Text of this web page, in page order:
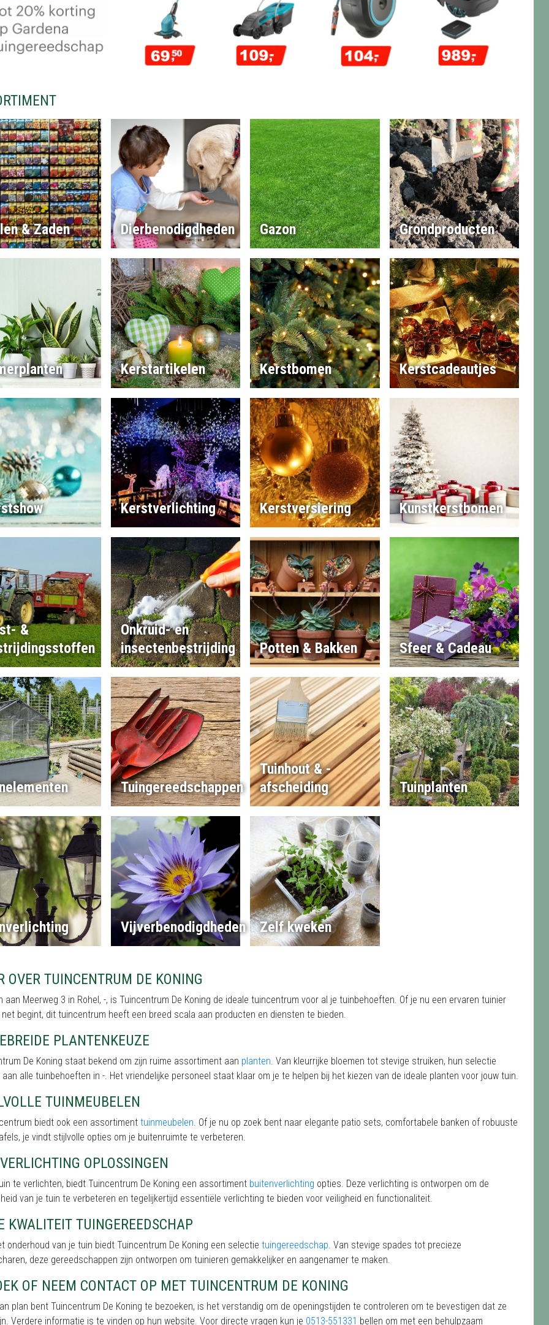
& Zaden Dierbenodigdheden Gazon Grondproducten
Kerstartikelen Kerstbomen Kerstcadeautjes
Kerstverlichting Kerstversiering Kunstkerstbomen
&
Onkruid- en
insectenbestrijding
Potten & Bakken Sfeer & Cadeau
Tuingereedschappen
Tuinhout & -
afscheiding
Tuinplanten
Vijverbenodigdheden Zelf kweken
OVER TUINCENTRUM DE KONING
aan Meerweg 3 in Rohel, -, is Tuincentrum De Koning de ideale tuincentrum voor al je tuinbehoeften. Of je nu een ervaren tuinier
begint, dit tuincentrum heeft een breed scala aan producten en diensten te bieden.
PLANTENKEUZE
De Koning staat bekend om zijn ruime assortiment aan planten . Van kleurrijke bloemen tot stevige struiken, hun selectie
alle tuinbehoeften in -. Het vriendelijke personeel staat klaar om je te helpen bij het kiezen van de ideale planten voor jouw tuin.
TUINMEUBELEN
biedt ook een assortiment tuinmeubelen . Of je nu op zoek bent naar elegante patio sets, comfortabele banken of robuuste
je vindt stijlvolle opties om je buitenruimte te verbeteren.
OPLOSSINGEN
te verlichten, biedt Tuincentrum De Koning een assortiment buitenverlichting opties. Deze verlichting is ontworpen om de
van je tuin te verbeteren en tegelijkertijd essentiële verlichting te bieden voor veiligheid en functionaliteit.
KWALITEIT TUINGEREEDSCHAP
onderhoud van je tuin biedt Tuincentrum De Koning een selectie tuingereedschap . Van stevige spades tot precieze
deze gereedschappen zijn ontworpen om tuinieren gemakkelijker en aangenamer te maken.
OF NEEM CONTACT OP MET TUINCENTRUM DE KONING
plan bent Tuincentrum De Koning te bezoeken, is het verstandig om de openingstijden te controleren om te bevestigen dat ze
Verdere informatie is te vinden op hun website. Voor directe vragen kun je 0513-551331 bellen om met een behulpzaam